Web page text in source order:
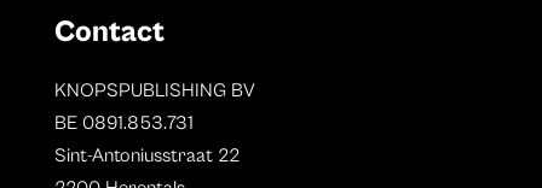
Contact
KNOPSPUBLISHING BV
BE 0891.853.731
Sint-Antoniusstraat 22